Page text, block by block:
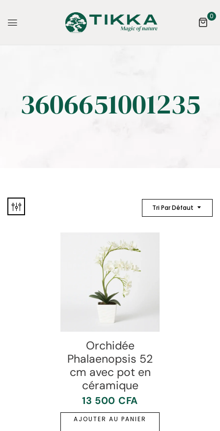
0
3606651001235
Tri Par Défaut
Orchidée
Phalaenopsis 52
cm avec pot en
céramique
13 500 CFA
AJOUTER AU PANIER